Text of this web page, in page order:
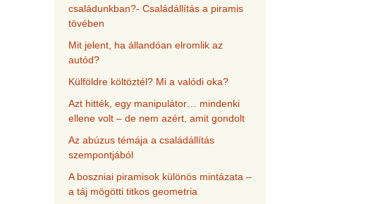
családunkban?- Családállítás a piramis
tövében
Mit jelent, ha állandóan elromlik az
autód?
Külföldre költöztél? Mi a valódi oka?
Azt hitték, egy manipulátor… mindenki
ellene volt – de nem azért, amit gondolt
Az abúzus témája a családállítás
szempontjából
A boszniai piramisok különös mintázata –
a táj mögötti titkos geometria